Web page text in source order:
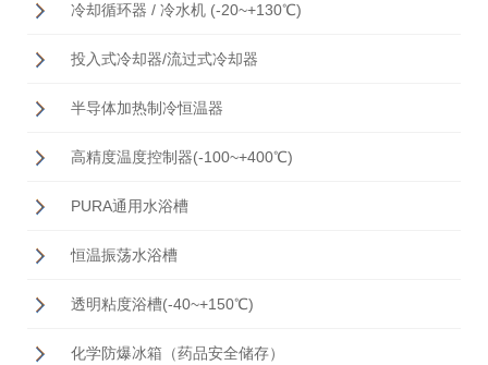
冷却循环器 / 冷水机 (-20~+130℃)
投入式冷却器/流过式冷却器
半导体加热制冷恒温器
高精度温度控制器(-100~+400℃)
PURA通用水浴槽
恒温振荡水浴槽
透明粘度浴槽(-40~+150℃)
化学防爆冰箱（药品安全储存）